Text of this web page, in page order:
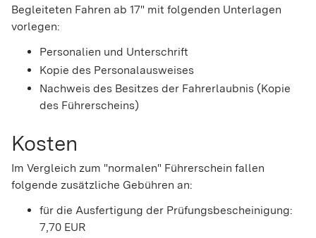
Begleiteten Fahren ab 17" mit folgenden Unterlagen
vorlegen:
Personalien und Unterschrift
Kopie des Personalausweises
Nachweis des Besitzes der Fahrerlaubnis (Kopie
des Führerscheins)
Kosten
Im Vergleich zum "normalen" Führerschein fallen
folgende zusätzliche Gebühren an:
für die Ausfertigung der Prüfungsbescheinigung:
7,70 EUR